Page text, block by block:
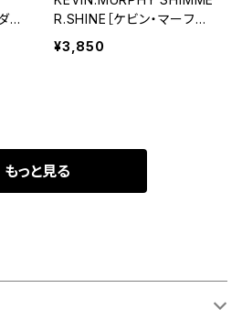
R.SHINE［ケビン・マーフィ
ー シマー・シャイン］
¥3,850
もっと見る